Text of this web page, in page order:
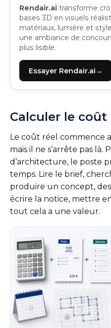
Rendair.aitransforme
bases 3D en visuels
matériaux, lumière et
une ambiance de
plus lisible.
Essayer Rendair.ai
Calculer le coût
Le coût réel commence
mais il ne s’arrête pas
d’architecture, le poste
temps. Lire le brief,
produire un concept,
écrire la notice, mettre
tout cela a une valeur.